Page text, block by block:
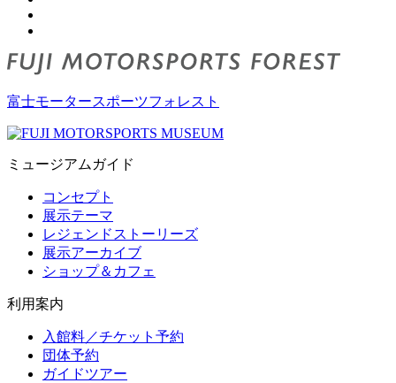
富士モータースポーツフォレスト
ミュージアムガイド
コンセプト
展示テーマ
レジェンドストーリーズ
展示アーカイブ
ショップ＆カフェ
利用案内
入館料／チケット予約
団体予約
ガイドツアー